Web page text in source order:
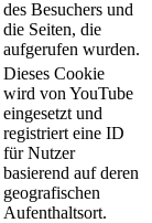
des Besuchers und
die Seiten, die
aufgerufen wurden.
Dieses Cookie
wird von YouTube
eingesetzt und
registriert eine ID
für Nutzer
basierend auf deren
geografischen
Aufenthaltsort.